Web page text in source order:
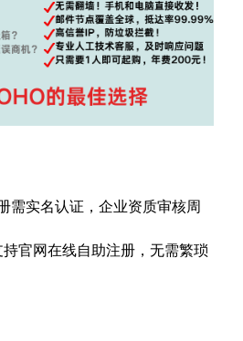
需实名认证，企业资质审核周
官网在线自助注册，无需繁琐